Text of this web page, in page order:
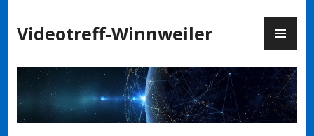
Inhalt
springen
Videotreff-Winnweiler